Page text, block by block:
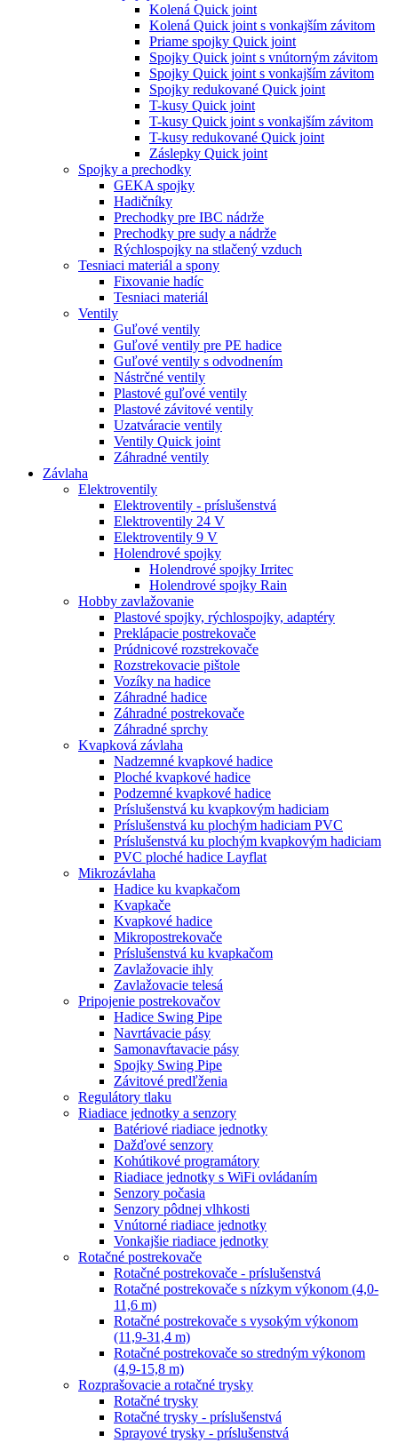
Kolená Quick joint
Kolená Quick joint s vonkajším závitom
Priame spojky Quick joint
Spojky Quick joint s vnútorným závitom
Spojky Quick joint s vonkajším závitom
Spojky redukované Quick joint
T-kusy Quick joint
T-kusy Quick joint s vonkajším závitom
T-kusy redukované Quick joint
Záslepky Quick joint
Spojky a prechodky
GEKA spojky
Hadičníky
Prechodky pre IBC nádrže
Prechodky pre sudy a nádrže
Rýchlospojky na stlačený vzduch
Tesniaci materiál a spony
Fixovanie hadíc
Tesniaci materiál
Ventily
Guľové ventily
Guľové ventily pre PE hadice
Guľové ventily s odvodnením
Nástrčné ventily
Plastové guľové ventily
Plastové závitové ventily
Uzatváracie ventily
Ventily Quick joint
Záhradné ventily
Závlaha
Elektroventily
Elektroventily - príslušenstvá
Elektroventily 24 V
Elektroventily 9 V
Holendrové spojky
Holendrové spojky Irritec
Holendrové spojky Rain
Hobby zavlažovanie
Plastové spojky, rýchlospojky, adaptéry
Preklápacie postrekovače
Prúdnicové rozstrekovače
Rozstrekovacie pištole
Vozíky na hadice
Záhradné hadice
Záhradné postrekovače
Záhradné sprchy
Kvapková závlaha
Nadzemné kvapkové hadice
Ploché kvapkové hadice
Podzemné kvapkové hadice
Príslušenstvá ku kvapkovým hadiciam
Príslušenstvá ku plochým hadiciam PVC
Príslušenstvá ku plochým kvapkovým hadiciam
PVC ploché hadice Layflat
Mikrozávlaha
Hadice ku kvapkačom
Kvapkače
Kvapkové hadice
Mikropostrekovače
Príslušenstvá ku kvapkačom
Zavlažovacie ihly
Zavlažovacie telesá
Pripojenie postrekovačov
Hadice Swing Pipe
Navrtávacie pásy
Samonavŕtavacie pásy
Spojky Swing Pipe
Závitové predľženia
Regulátory tlaku
Riadiace jednotky a senzory
Batériové riadiace jednotky
Dažďové senzory
Kohútikové programátory
Riadiace jednotky s WiFi ovládaním
Senzory počasia
Senzory pôdnej vlhkosti
Vnútorné riadiace jednotky
Vonkajšie riadiace jednotky
Rotačné postrekovače
Rotačné postrekovače - príslušenstvá
Rotačné postrekovače s nízkym výkonom (4,0-
11,6 m)
Rotačné postrekovače s vysokým výkonom
(11,9-31,4 m)
Rotačné postrekovače so stredným výkonom
(4,9-15,8 m)
Rozprašovacie a rotačné trysky
Rotačné trysky
Rotačné trysky - príslušenstvá
Sprayové trysky - príslušenstvá